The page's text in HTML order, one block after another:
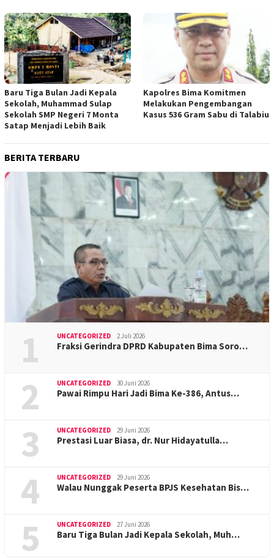
Baru Tiga Bulan Jadi Kepala
Sekolah, Muhammad Sulap
Sekolah SMP Negeri 7 Monta
Satap Menjadi Lebih Baik
Kapolres Bima Komitmen
Melakukan Pengembangan
Kasus 536 Gram Sabu di Talabiu
BERITA TERBARU
1 UNCATEGORIZED 2 Juli 2026
Fraksi Gerindra DPRD Kabupaten Bima Soro…
2 UNCATEGORIZED 30 Juni 2026
Pawai Rimpu Hari Jadi Bima Ke-386, Antus…
3 UNCATEGORIZED 29 Juni 2026
Prestasi Luar Biasa, dr. Nur Hidayatulla…
4 UNCATEGORIZED 29 Juni 2026
Walau Nunggak Peserta BPJS Kesehatan Bis…
5 UNCATEGORIZED 27 Juni 2026
Baru Tiga Bulan Jadi Kepala Sekolah, Muh…